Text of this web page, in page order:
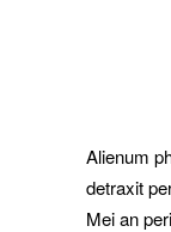
Alienum
detraxit
Mei an